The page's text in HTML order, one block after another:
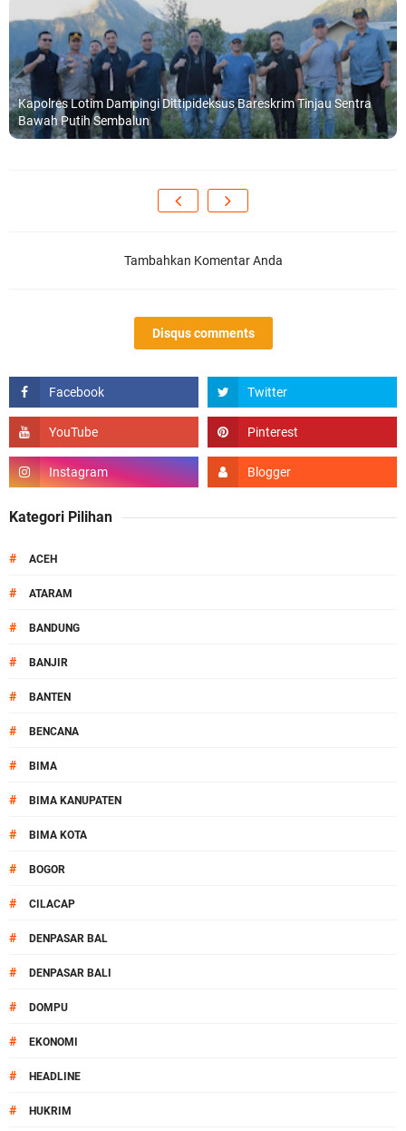
Kapolres Lotim Dampingi Dittipideksus Bareskrim Tinjau Sentra
Bawah Putih Sembalun
Tambahkan Komentar Anda
Disqus comments
Kategori Pilihan
# ACEH
# ATARAM
# BANDUNG
# BANJIR
# BANTEN
# BENCANA
# BIMA
# BIMA KANUPATEN
# BIMA KOTA
# BOGOR
# CILACAP
# DENPASAR BAL
# DENPASAR BALI
# DOMPU
# EKONOMI
# HEADLINE
# HUKRIM